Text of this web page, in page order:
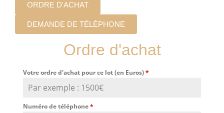
ORDRE D'ACHAT
DEMANDE DE TÉLÉPHONE
Ordre d'achat
Votre ordre d'achat pour ce lot (en Euros)*
Numéro de téléphone*